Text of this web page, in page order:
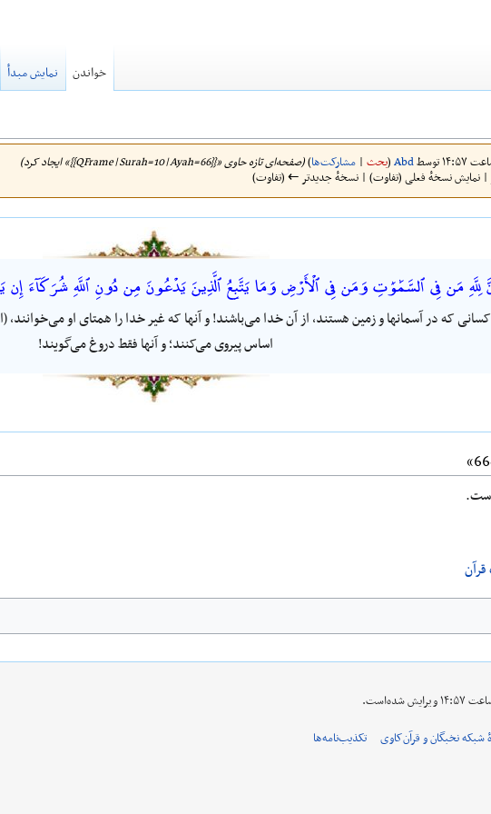
Abd
(بحث| مشارکت‌ها)(صفحه‌ای تازه حاوی «{{QFrame|Surah=10|Ayah=66}}» ایجاد کرد)
نمایش نسخهٔ فعلی (تفاوت) | نسخهٔ جدیدتر ← (تفاوت)
لِلَّهِ مَن فِى ٱلسَّمَٰوَٰتِ وَمَن فِى ٱلْأَرْضِ وَمَا يَتَّبِعُ ٱلَّذِينَ يَدْعُونَ مِن دُونِ ٱللَّهِ شُرَكَآءَ إِن
که در آسمانها و زمین هستند، از آن خدا می‌باشند! و آنها که غیر خدا را همتای او می‌خوانند،
اساس پیروی می‌کنند؛ و آنها فقط دروغ می‌گویند!
خواندن نمایش مبدأ
شبکه نخبگان و قرآن‌کاوی تکذیب‌نامه‌ها